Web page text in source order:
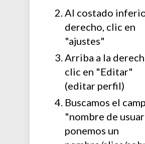
Al costado
derecho, clic en
"ajustes"
Arriba a la
clic en "Editar"
(editar perfil)
Buscamos el
"nombre de
ponemos un